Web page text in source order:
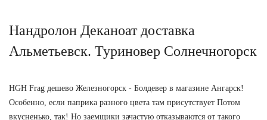
Нандролон Деканоат доставка
Альметьевск. Туриновер Солнечногорск
HGH Frag дешево Железногорск - Болдевер в магазине Ангарск!
Особенно, если паприка разного цвета там присутствует Потом
вкусненько, так! Но заемщики зачастую отказываются от такого